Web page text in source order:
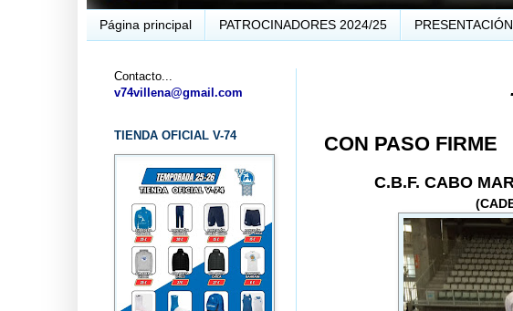
Página principal PATROCINADORES 2024/25
... CLUB
CON PASO FIRME
C.B.F. CABO
Contacto...
v74villena@gmail.com
TIENDA OFICIAL V-74